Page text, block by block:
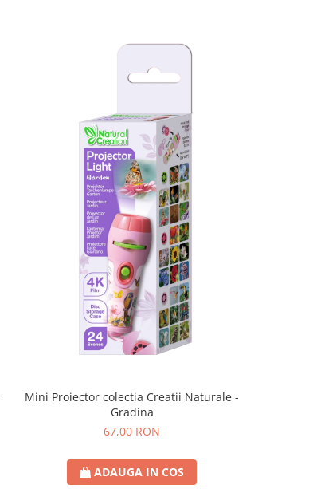
Mini Proiector colectia Creatii Naturale -
Gradina
67,00 RON
ADAUGA IN COS